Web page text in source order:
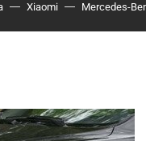
Xiaomi Mercedes-